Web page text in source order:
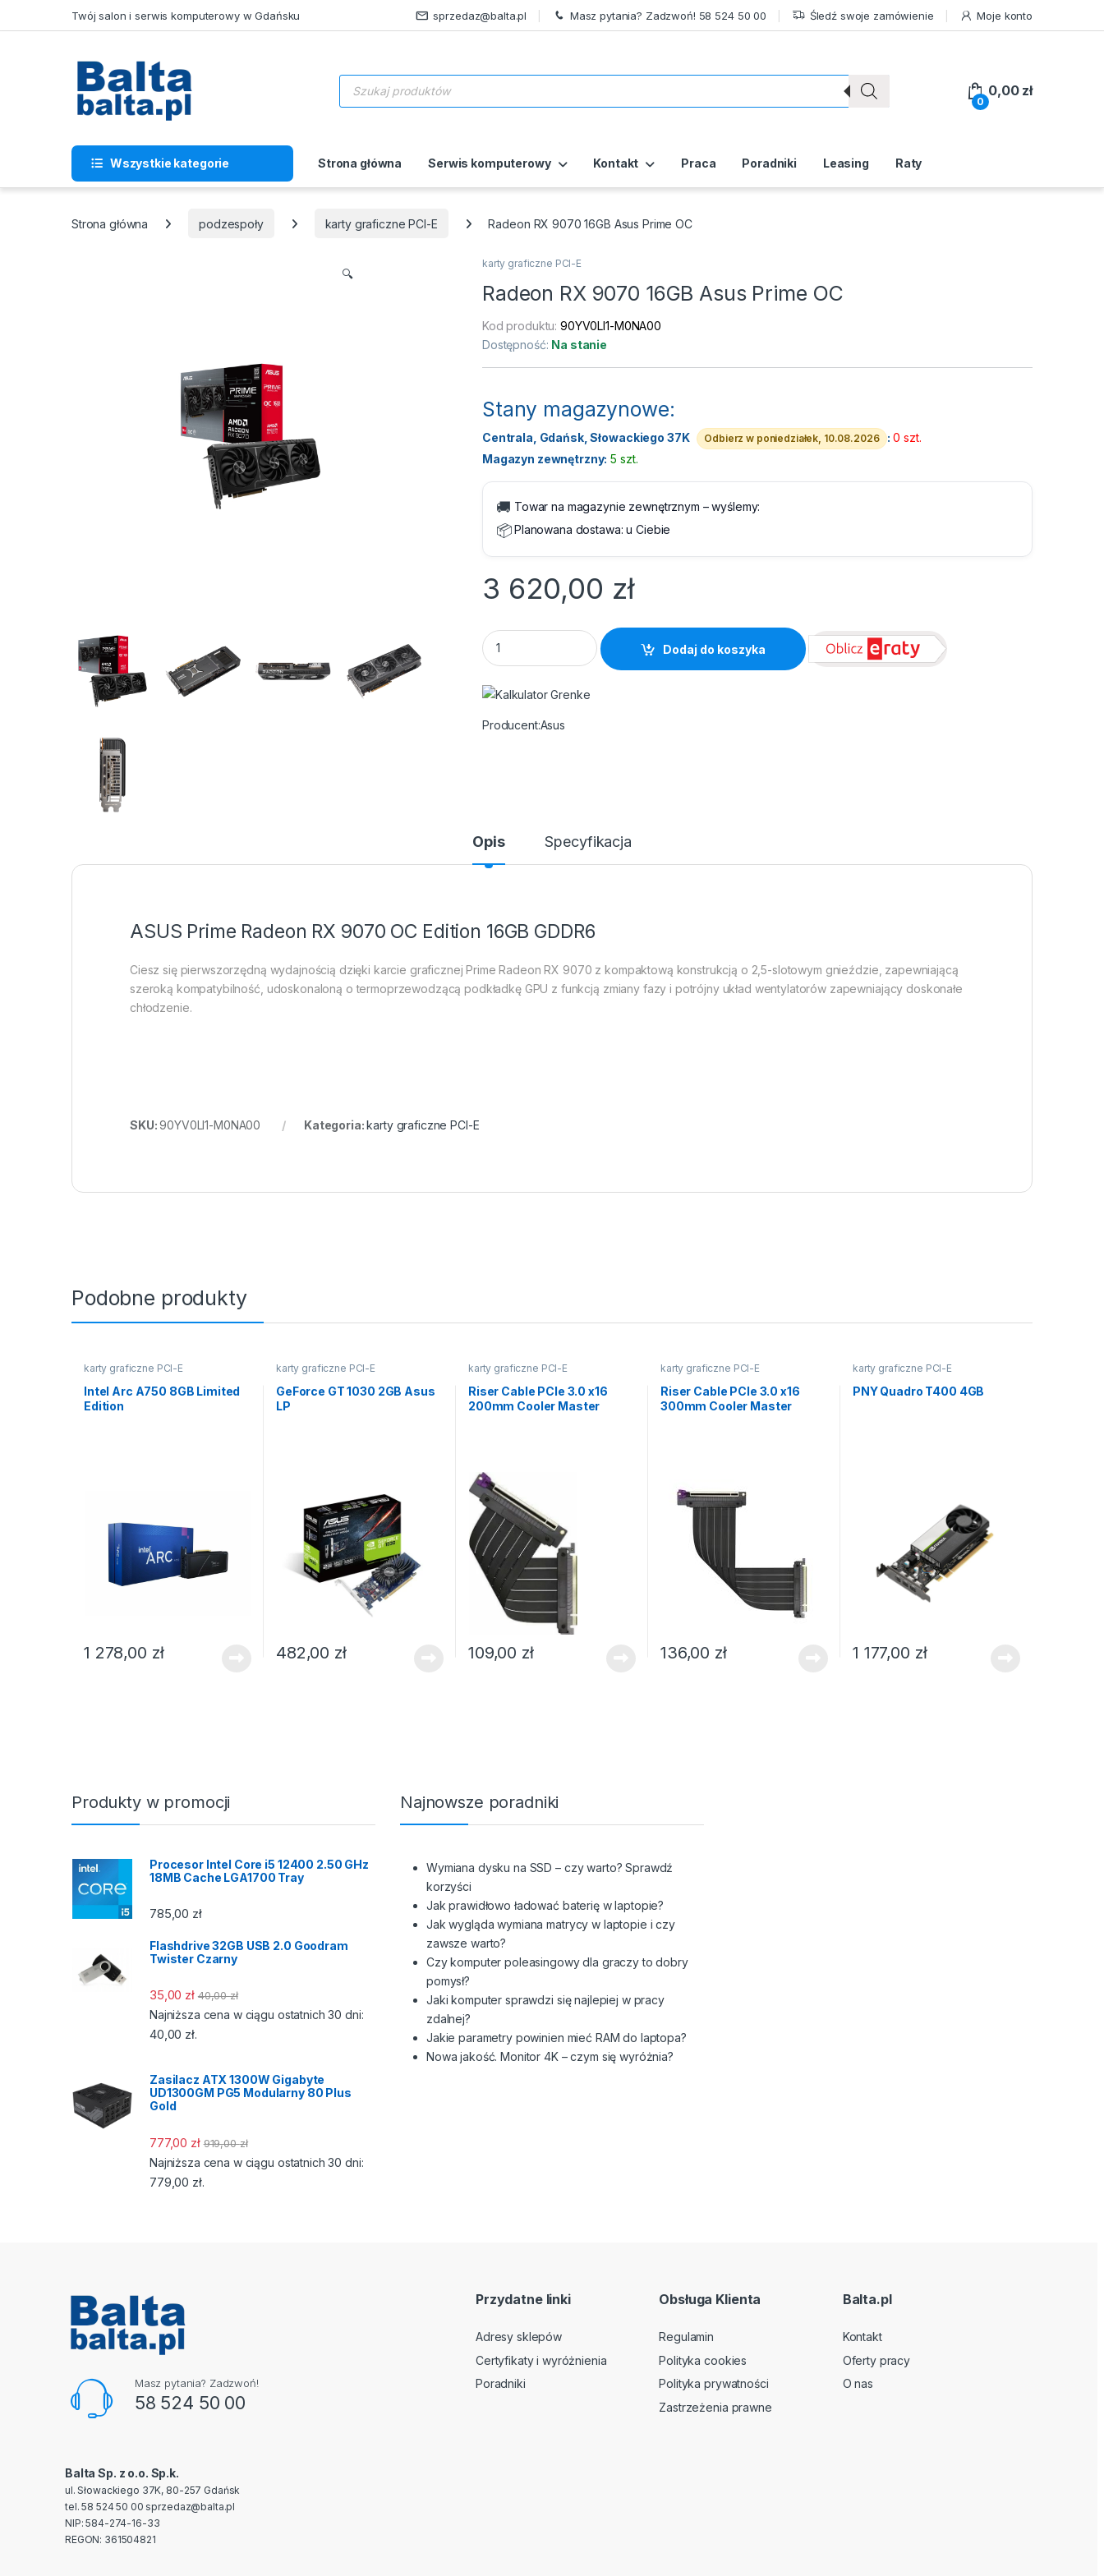
Skip to navigationTwój salon i serwis komputerowy w Gdańsku sprzedaz@balta.pl Masz pytania? Zadzwoń! 58 524 50 00 Śledź swoje zamówienie Moje konto
Wyszukiwarka produktów
0
0,00 zł
Wszystkie kategorie Strona główna Serwis komputerowy Kontakt Praca Poradniki Leasing Raty
Strona główna podzespoły karty graficzne PCI-E Radeon RX 9070 16GB Asus Prime OC
🔍
karty graficzne PCI-E
Radeon RX 9070 16GB Asus Prime OC
Kod produktu:90YV0LI1-M0NA00
Dostępność: Na stanie
Stany magazynowe:
Centrala, Gdańsk, Słowackiego 37K Odbierz w poniedziałek, 10.08.2026 : 0 szt.
Magazyn zewnętrzny: 5 szt.
🚚 Towar na magazynie zewnętrznym – wyślemy:
📦Planowana dostawa:u Ciebie
3 620,00 zł
Radeon RX 9070 16GB Asus Prime OC quantity
Dodaj do koszyka
Asus
Opis Specyfikacja
ASUS Prime Radeon RX 9070 OC Edition 16GB GDDR6
Ciesz się pierwszorzędną wydajnością dzięki karcie graficznej Prime Radeon RX 9070 z kompaktową konstrukcją o 2,5-slotowym gnieździe, zapewniającą
szeroką kompatybilność, udoskonaloną o termoprzewodzącą podkładkę GPU z funkcją zmiany fazy i potrójny układ wentylatorów zapewniający doskonałe
chłodzenie.
SKU:90YV0LI1-M0NA00 Kategoria:karty graficzne PCI-E
Podobne produkty
karty graficzne PCI-E
Intel Arc A750 8GB Limited
Edition
1 278,00 zł
karty graficzne PCI-E
GeForce GT 1030 2GB Asus
LP
482,00 zł
karty graficzne PCI-E
Riser Cable PCIe 3.0 x16
200mm Cooler Master
109,00 zł
karty graficzne PCI-E
Riser Cable PCIe 3.0 x16
300mm Cooler Master
136,00 zł
karty graficzne PCI-E
PNY Quadro T400 4GB
1 177,00 zł
Produkty w promocji
Procesor Intel Core i5 12400 2.50 GHz
18MB Cache LGA1700 Tray
785,00 zł
Flashdrive 32GB USB 2.0 Goodram
Twister Czarny
35,00 zł 40,00zł
Najniższa cena w ciągu ostatnich 30 dni:
40,00 zł.
Zasilacz ATX 1300W Gigabyte
UD1300GM PG5 Modularny 80 Plus
Gold
777,00 zł 919,00zł
Najniższa cena w ciągu ostatnich 30 dni:
779,00 zł.
Najnowsze poradniki
Wymiana dysku na SSD – czy warto? Sprawdź
korzyści
Jak prawidłowo ładować baterię w laptopie?
Jak wygląda wymiana matrycy w laptopie i czy
zawsze warto?
Czy komputer poleasingowy dla graczy to dobry
pomysł?
Jaki komputer sprawdzi się najlepiej w pracy
zdalnej?
Jakie parametry powinien mieć RAM do laptopa?
Nowa jakość. Monitor 4K – czym się wyróżnia?
Masz pytania? Zadzwoń!
58 524 50 00
Balta Sp. z o.o. Sp.k.
ul. Słowackiego 37K, 80-257 Gdańsk
tel. 58 524 50 00sprzedaz@balta.pl
NIP: 584-274-16-33
REGON: 361504821
Przydatne linki
Adresy sklepów
Certyfikaty i wyróżnienia
Poradniki
Obsługa Klienta
Regulamin
Polityka cookies
Polityka prywatności
Zastrzeżenia prawne
Balta.pl
Kontakt
Oferty pracy
O nas